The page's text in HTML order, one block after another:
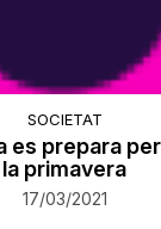
SOCIETAT
es prepara
la primavera
17/03/2021